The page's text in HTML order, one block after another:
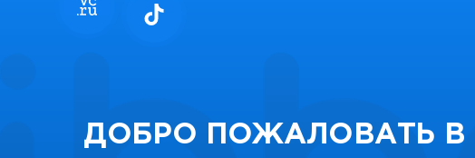
ДОБРО ПОЖАЛОВАТЬ В